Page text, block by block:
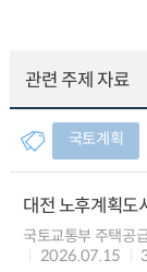
관련 주제 자료
국토계획
대전 노후계획도
국토교통부 주택공
2026.07.15